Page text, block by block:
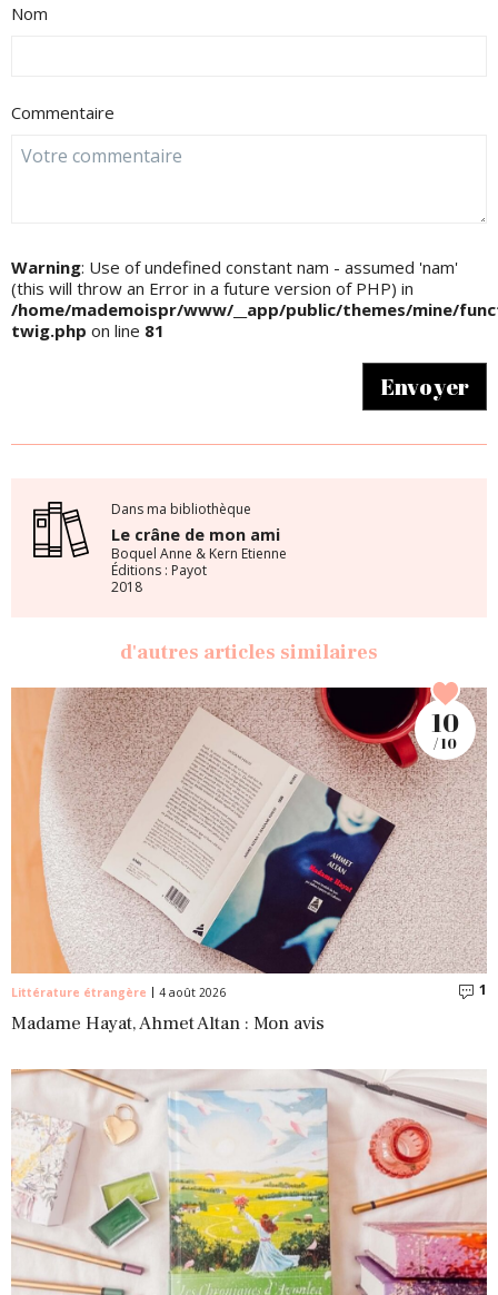
Nom
Commentaire
Warning: Use of undefined constant nam - assumed 'nam'
(this will throw an Error in a future version of PHP) in
/home/mademoispr/www/__app/public/themes/mine/
twig.php on line 81
Envoyer
Dans ma bibliothèque
Le crâne de mon ami
Boquel Anne & Kern Etienne
Éditions : Payot
2018
d'autres articles similaires
Littérature étrangère 4 août 2026 1
Madame Hayat, Ahmet Altan : Mon avis
10
/ 10